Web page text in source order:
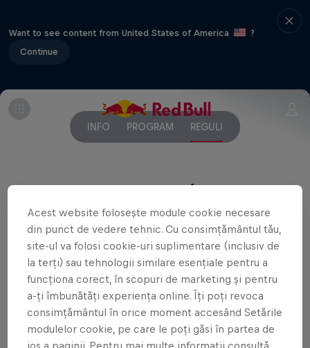
Want to see content from United States of America
?
Continue
INFO PROGRAM REGULI
Parteneri
Evenimente similare
Acest website folosește module cookie necesare
din punct de vedere tehnic. Cu consimțământul tău,
site-ul va folosi cookie-uri suplimentare (inclusiv de
la terți) sau tehnologii similare esențiale pentru a
funcționa corect, în scopuri de marketing și pentru
a-ți îmbunătăți experiența online. Îți poți revoca
consimțământul în orice moment accesând Setările
modulelor cookie, pe care le poți găsi în partea de